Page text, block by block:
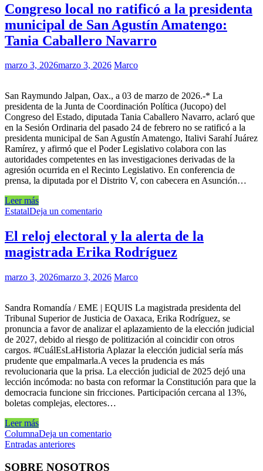
Congreso local no ratificó a la presidenta
municipal de San Agustín Amatengo:
Tania Caballero Navarro
marzo 3, 2026marzo 3, 2026 Marco
San Raymundo Jalpan, Oax., a 03 de marzo de 2026.-* La
presidenta de la Junta de Coordinación Política (Jucopo) del
Congreso del Estado, diputada Tania Caballero Navarro, aclaró que
en la Sesión Ordinaria del pasado 24 de febrero no se ratificó a la
presidenta municipal de San Agustín Amatengo, Italivi Sarahí Juárez
Ramírez, y afirmó que el Poder Legislativo colabora con las
autoridades competentes en las investigaciones derivadas de la
agresión ocurrida en el Recinto Legislativo. En conferencia de
prensa, la diputada por el Distrito V, con cabecera en Asunción…
Leer más
EstatalDeja un comentario
El reloj electoral y la alerta de la
magistrada Erika Rodríguez
marzo 3, 2026marzo 3, 2026 Marco
Sandra Romandía / EME | EQUIS La magistrada presidenta del
Tribunal Superior de Justicia de Oaxaca, Erika Rodríguez, se
pronuncia a favor de analizar el aplazamiento de la elección judicial
de 2027, debido al riesgo de politización al coincidir con otros
cargos. #CuálEsLaHistoria Aplazar la elección judicial sería más
prudente que empalmarla.A veces la prudencia es más
revolucionaria que la prisa. La elección judicial de 2025 dejó una
lección incómoda: no basta con reformar la Constitución para que la
democracia funcione sin fricciones. Participación cercana al 13%,
boletas complejas, electores…
Leer más
ColumnaDeja un comentario
Navegación
de
Entradas anteriores
SOBRE NOSOTROS